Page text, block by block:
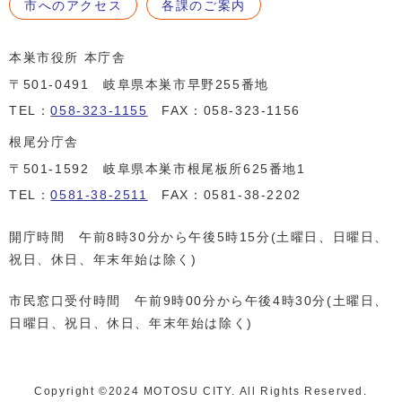
市へのアクセス 各課のご案内
本巣市役所 本庁舎
〒501-0491 岐阜県本巣市早野255番地
TEL：058-323-1155 FAX：058-323-1156
根尾分庁舎
〒501-1592 岐阜県本巣市根尾板所625番地1
TEL：0581-38-2511 FAX：0581-38-2202
開庁時間 午前8時30分から午後5時15分(土曜日、日曜日、
祝日、休日、年末年始は除く)
市民窓口受付時間 午前9時00分から午後4時30分(土曜日、
日曜日、祝日、休日、年末年始は除く)
Copyright ©️2024 MOTOSU CITY. All Rights Reserved.